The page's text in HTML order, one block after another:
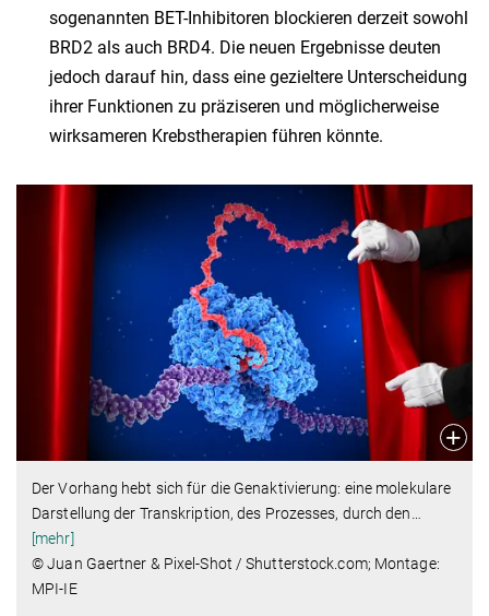
sogenannten BET-Inhibitoren blockieren derzeit sowohl
BRD2 als auch BRD4. Die neuen Ergebnisse deuten
jedoch darauf hin, dass eine gezieltere Unterscheidung
ihrer Funktionen zu präziseren und möglicherweise
wirksameren Krebstherapien führen könnte.
Der Vorhang hebt sich für die Genaktivierung: eine molekulare
Darstellung der Transkription, des Prozesses, durch den
[mehr]
© Juan Gaertner & Pixel-Shot / Shutterstock.com; Montage:
MPI-IE